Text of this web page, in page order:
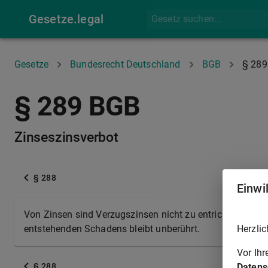
Gesetze.legal
Gesetze Bundesrecht Deutschland BGB § 289
§ 289 BGB
Zinseszinsverbot
§ 288
Von Zinsen sind Verzugszinsen nicht zu entrichten. Das
entstehenden Schadens bleibt unberührt.
Vor